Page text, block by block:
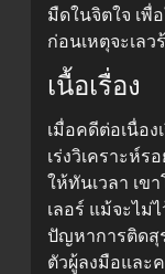
มืดในจิตใจ เพื่
ก่อนเหตุจะเลว
เนื้อเรื่อง
เมื่อคดีต่อเนื่อง
เร่งวิเคราะห์
ให้ทันเวลา เข
เลอร์ แม้จะไม่
ปัญหาการติดสุ
ตัวผู้ลงมือและ